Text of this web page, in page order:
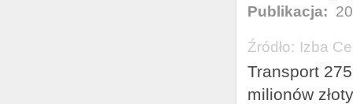
Publikacja:
Źródło: Izba
Transport
milionów